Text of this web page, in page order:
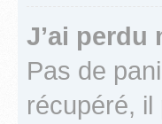
J’ai perdu
Pas de
récupéré,